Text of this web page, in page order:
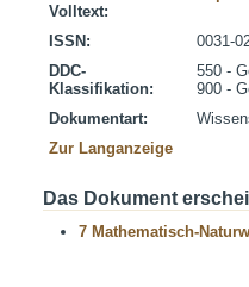
Volltext:
ISSN:
0031-
DDC-
Klassifikation:
550 -
900 -
Dokumentart:
Zur Langanzeige
Das Dokument
7 Mathematisch-